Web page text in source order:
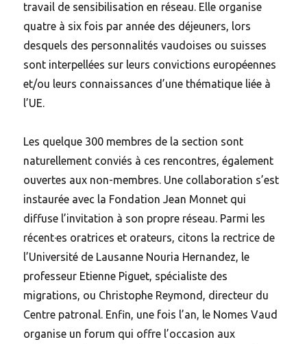
travail de sensibilisation en réseau. Elle organise
quatre à six fois par année des déjeuners, lors
desquels des personnalités vaudoises ou suisses
sont interpellées sur leurs convictions européennes
et/ou leurs connaissances d’une thématique liée à
l’UE.
Les quelque 300 membres de la section sont
naturellement conviés à ces rencontres, également
ouvertes aux non-membres. Une collaboration s’est
instaurée avec la Fondation Jean Monnet qui
diffuse l’invitation à son propre réseau. Parmi les
récent·es oratrices et orateurs, citons la rectrice de
l’Université de Lausanne Nouria Hernandez, le
professeur Etienne Piguet, spécialiste des
migrations, ou Christophe Reymond, directeur du
Centre patronal. Enfin, une fois l’an, le Nomes Vaud
organise un forum qui offre l’occasion aux